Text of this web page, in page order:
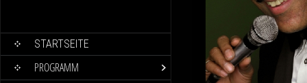
SKIP TO CONTENT
STARTSEITE
PROGRAMM